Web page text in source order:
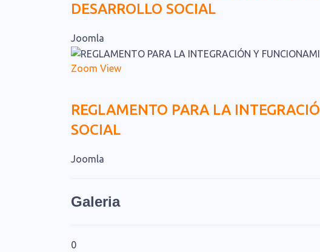
DESARROLLO SOCIAL
Joomla
Zoom View
REGLAMENTO PARA LA
SOCIAL
Joomla
Galeria
0